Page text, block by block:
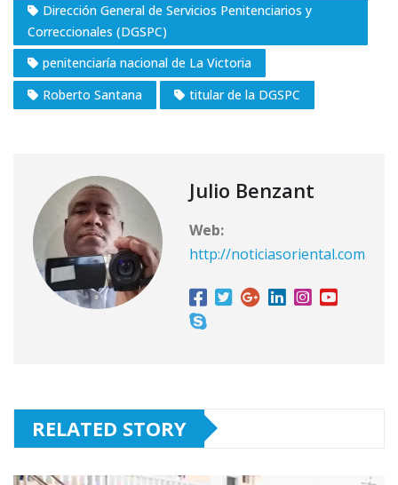
Dirección General de Servicios Penitenciarios y
Correccionales (DGSPC)
penitenciaría nacional de La Victoria
Roberto Santana
titular de la DGSPC
Julio Benzant
Web:
http://noticiasoriental.com
RELATED STORY